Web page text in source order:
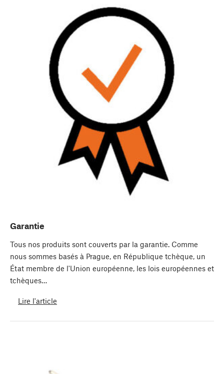
Garantie
Tous nos produits sont couverts par la garantie. Comme
nous sommes basés à Prague, en République tchèque, un
État membre de l'Union européenne, les lois européennes et
tchèques…
Lire l'article